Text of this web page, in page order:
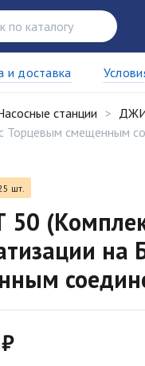
и доставка
станции
Торцевым смещенным
шт.
50
на